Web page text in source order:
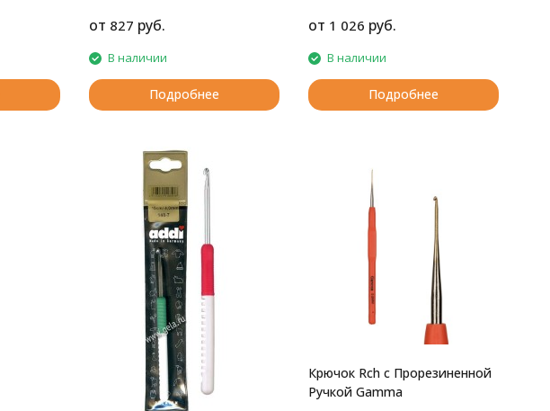
от 827 руб.
В наличии
Подробнее
от 1 026 руб.
В наличии
Подробнее
Крючок Rch с Прорезиненной
Ручкой Gamma